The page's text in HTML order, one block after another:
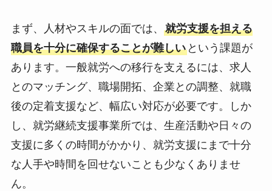
まず、人材やスキルの面では、 就労支援を担える
職員を十分に確保することが難しいという課題が
あります。一般就労への移行を支えるには、求人
とのマッチング、職場開拓、企業との調整、就職
後の定着支援など、幅広い対応が必要です。しか
し、就労継続支援事業所では、生産活動や日々の
支援に多くの時間がかかり、就労支援にまで十分
な人手や時間を回せないことも少なくありませ
ん。